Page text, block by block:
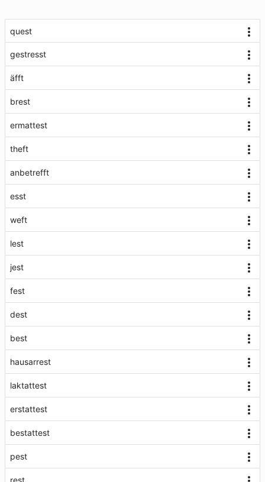
quest
gestresst
äfft
brest
ermattest
theft
anbetrefft
esst
weft
lest
jest
fest
dest
best
hausarrest
laktattest
erstattest
bestattest
pest
rest